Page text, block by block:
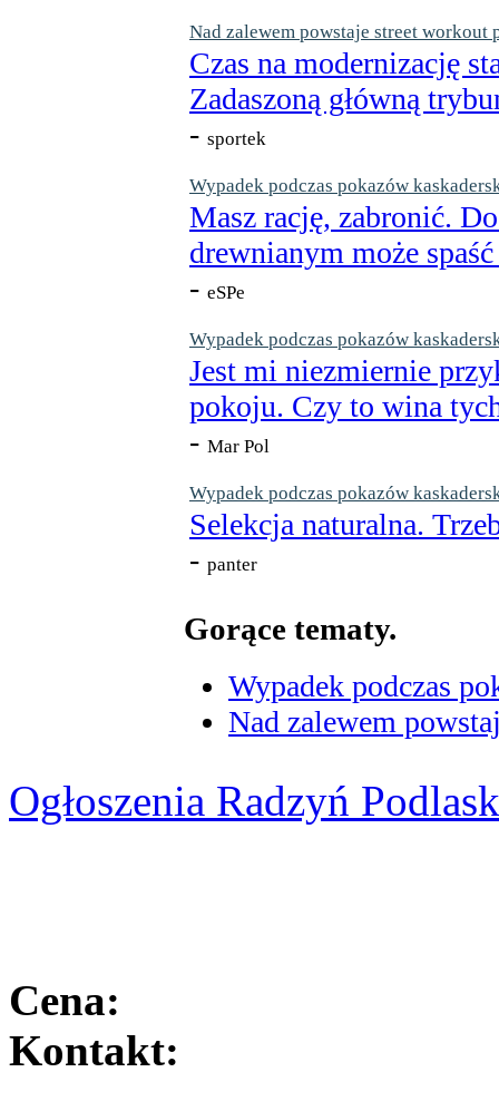
Nad zalewem powstaje street workout
Czas na modernizację
Zadaszoną główną
- sportek
Wypadek podczas pokazów
Masz rację, zabronić.
drewnianym może
- eSPe
Wypadek podczas pokazów
Jest mi niezmiernie
pokoju. Czy to wina
- Mar Pol
Wypadek podczas pokazów
Selekcja naturalna.
- panter
Gorące tematy.
Wypadek podczas
Nad zalewem
Ogłoszenia Radzyń
Cena:
Kontakt: